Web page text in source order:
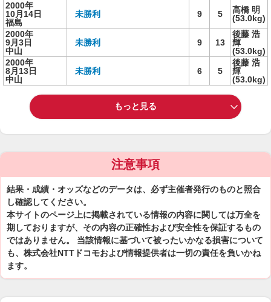
2000年
10月14日
福島
未勝利 9 5
高橋 明
(53.0kg)
2000年
9月3日
中山
未勝利 9 13
後藤 浩
輝
(53.0kg)
2000年
8月13日
中山
未勝利 6 5
後藤 浩
輝
(53.0kg)
もっと見る
注意事項
結果・成績・オッズなどのデータは、必ず主催者発行のものと照合
し確認してください。
本サイトのページ上に掲載されている情報の内容に関しては万全を
期しておりますが、その内容の正確性および安全性を保証するもの
ではありません。 当該情報に基づいて被ったいかなる損害について
も、株式会社NTTドコモおよび情報提供者は一切の責任を負いかね
ます。